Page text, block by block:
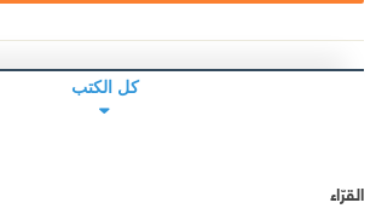
كل الكتب
القرّاء